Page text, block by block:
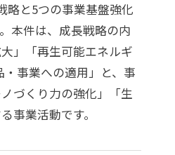
略と5つの事業基盤強化
本件は、成長戦略の内
大」「再生可能エネルギ
事業への適用」と、事
づくり力の強化」「生
事業活動です。